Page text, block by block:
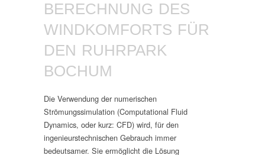
BERECHNUNG DES
WINDKOMFORTS FÜR
DEN RUHRPARK
BOCHUM
Die Verwendung der numerischen
Strömungssimulation (Computational Fluid
Dynamics, oder kurz: CFD) wird, für den
ingenieurstechnischen Gebrauch immer
bedeutsamer. Sie ermöglicht die Lösung